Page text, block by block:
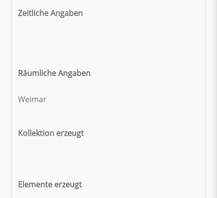
Zeitliche Angaben
Räumliche Angaben
Weimar
Kollektion erzeugt
Elemente erzeugt